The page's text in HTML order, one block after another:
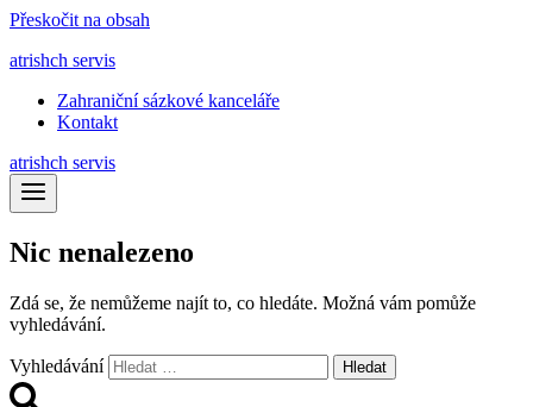
Přeskočit na obsah
atrishch servis
Zahraniční sázkové kanceláře
Kontakt
atrishch servis
Nic nenalezeno
Zdá se, že nemůžeme najít to, co hledáte. Možná vám pomůže
vyhledávání.
Vyhledávání